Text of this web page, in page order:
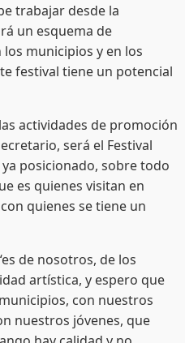
trabajar desde la
un esquema de
municipios y en los
festival tiene un potencial
de promoción
será el Festival
posicionado, sobre todo
es quienes visitan en
quienes se tiene un
nosotros, de los
artística, y espero que
con nuestros
nuestros jóvenes, que